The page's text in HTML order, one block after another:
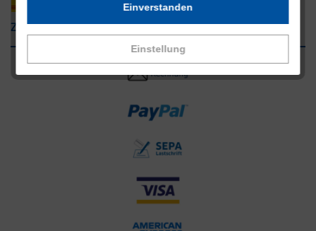
Einstellung
Einverstanden
Zahlungsarten